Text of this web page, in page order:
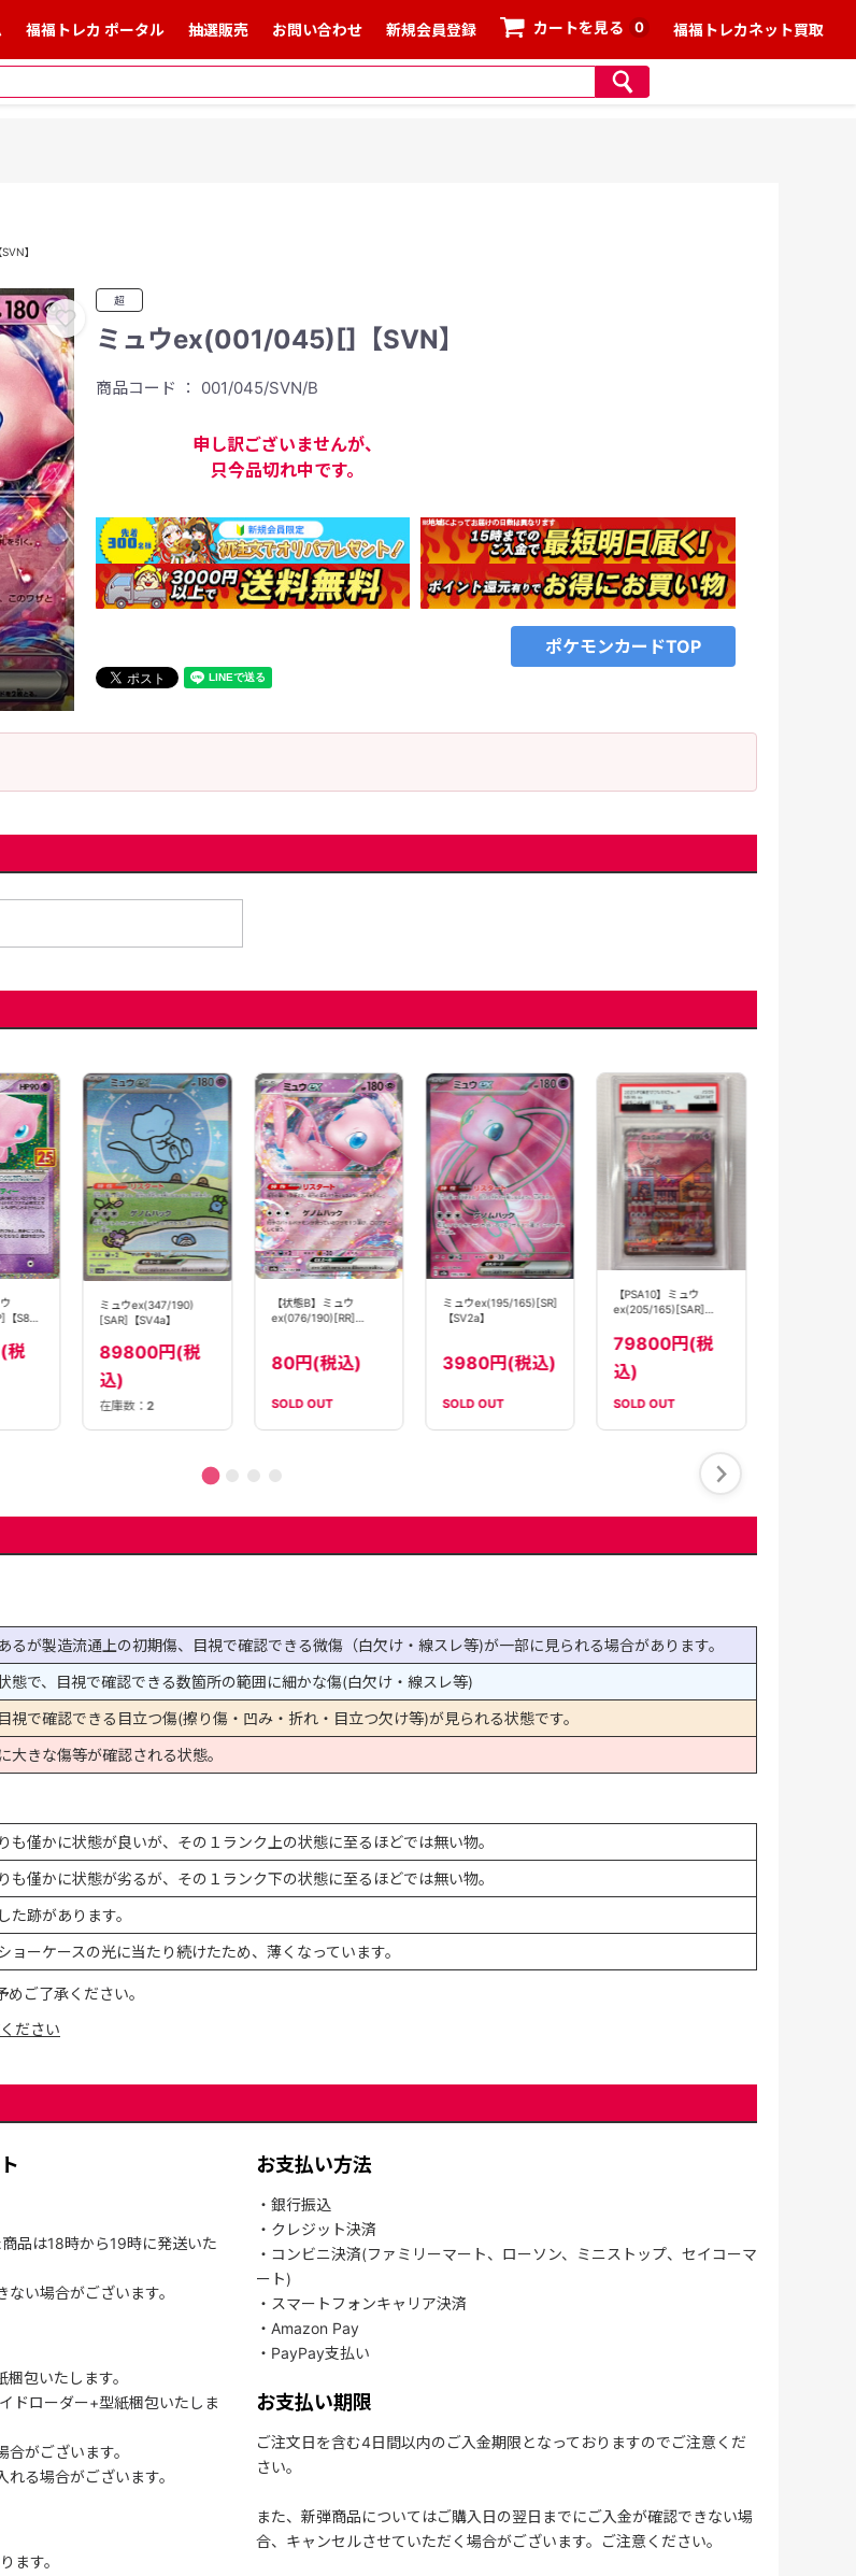
福福トレカ ポータル 抽選販売 お問い合わせ 新規会員登録 カートを見る 0 福福トレカネット買取
】
超
ミュウex(001/045)[]【SVN】
商品コード ： 001/045/SVN/B
申し訳ございませんが、
只今品切れ中です。
ポケモンカードTOP
S8a-
税
ミュウex(347/190)
[SAR]【SV4a】
89800円(税
込)
在庫数：2
【状態B】ミュウ
ex(076/190)[RR]
80円(税込)
SOLD OUT
ミュウex(195/165)[SR]
【SV2a】
3980円(税込)
SOLD OUT
【PSA10】ミュウ
ex(205/165)[SAR]
79800円(税
込)
SOLD OUT
るが製造流通上の初期傷、目視で確認できる微傷（白欠け・線スレ等)が一部に見られる場合があります。
態で、目視で確認できる数箇所の範囲に細かな傷(白欠け・線スレ等)
視で確認できる目立つ傷(擦り傷・凹み・折れ・目立つ欠け等)が見られる状態です。
大きな傷等が確認される状態。
も僅かに状態が良いが、その１ランク上の状態に至るほどでは無い物。
も僅かに状態が劣るが、その１ランク下の状態に至るほどでは無い物。
た跡があります。
ョーケースの光に当たり続けたため、薄くなっています。
ご了承ください。
ださい
品は18時から19時に発送いた
い場合がございます。
包いたします。
ドローダー+型紙梱包いたしま
がございます。
る場合がございます。
ます。
お支払い方法
・銀行振込
・クレジット決済
・コンビニ決済(ファミリーマート、ローソン、ミニストップ、セイコーマ
ート)
・スマートフォンキャリア決済
・Amazon Pay
・PayPay支払い
お支払い期限
ご注文日を含む4日間以内のご入金期限となっておりますのでご注意くだ
さい。
また、新弾商品についてはご購入日の翌日までにご入金が確認できない場
合、キャンセルさせていただく場合がございます。ご注意ください。